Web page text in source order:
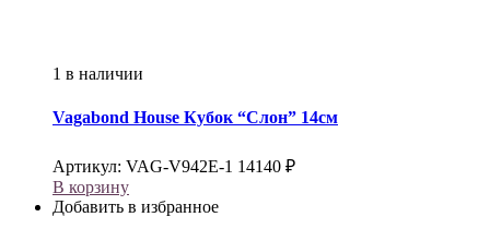
1 в наличии
Vagabond House Кубок “Слон” 14см
Артикул: VAG-V942E-1 14140 ₽
В корзину
Добавить в избранное